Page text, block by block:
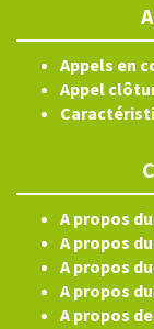
Appels en
Appel
A propos
A propos
A propos
A propos
A propos